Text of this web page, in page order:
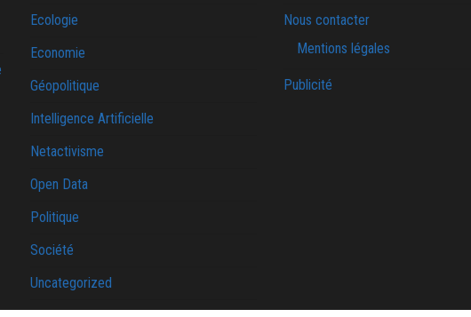
Ecologie
Economie
Géopolitique
Intelligence Artificielle
Netactivisme
Open Data
Politique
Société
Uncategorized
Nous contacter
Mentions légales
Publicité